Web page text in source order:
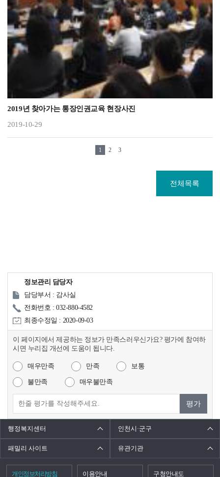
2019년 찾아가는 통장인권교육 현장사진
2019-10-29
1 2 3
전체목록
정보관리 담당자
담당부서 : 감사실
전화번호 : 032-880-4582
최종수정일 : 2020-09-03
이 페이지에서 제공하는 정보가 만족스러우신가요? 평가에 참여하
시면 누리집 개선에 도움이 됩니다.
매우만족 만족 보통
불만족 매우불만족
평가
행정복지센터 인천시·군구
패밀리 사이트 유관기관
개인정보처리방침 이용안내 구청안내도